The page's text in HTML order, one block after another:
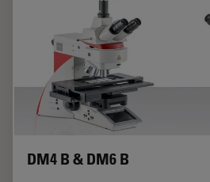
DM4 B & DM6 B